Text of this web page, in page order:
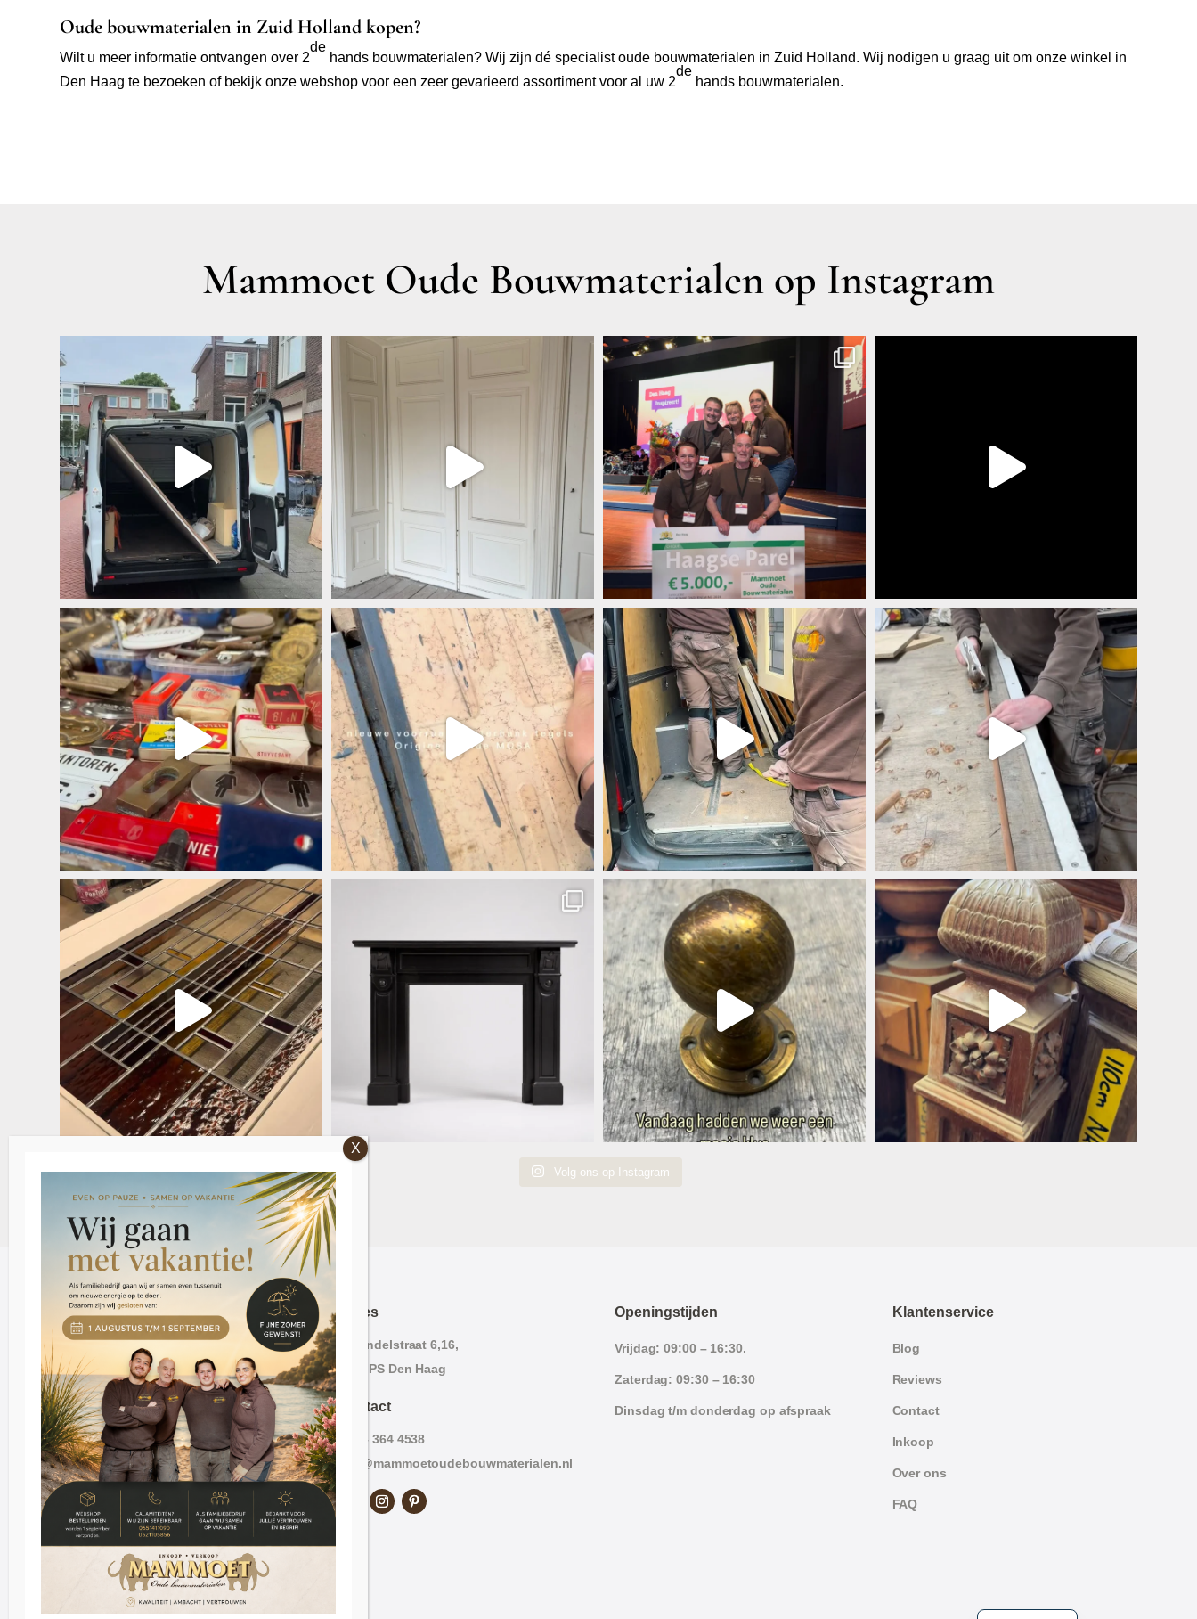
Oude bouwmaterialen in Zuid Holland kopen?
Wilt u meer informatie ontvangen over 2
de
hands bouwmaterialen? Wij zijn dé specialist oude bouwmaterialen in Zuid Holland. Wij nodigen u graag uit om onze winkel in
Den Haag te bezoeken of bekijk onze webshop voor een zeer gevarieerd assortiment voor al uw 2
de
hands bouwmaterialen.
Mammoet Oude Bouwmaterialen op Instagram
Volg ons op Instagram
Adres
Lavendelstraat 6,16,
2563 PS Den Haag
Contact
070 – 364 4538
info@mammoetoudebouwmaterialen.nl
Openingstijden
Vrijdag: 09:00 – 16:30.
Zaterdag: 09:30 – 16:30
Dinsdag t/m donderdag op afspraak
Klantenservice
Blog
Reviews
Contact
Inkoop
Over ons
FAQ